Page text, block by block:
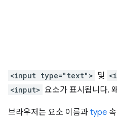
<input type="text"> 및
<input> 요소가 표시됩니다.
브라우저는 요소 이름과 type